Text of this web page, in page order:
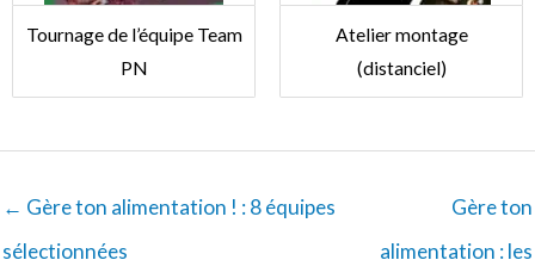
Tournage de l’équipe Team
PN
Atelier montage
(distanciel)
← Gère ton alimentation ! : 8 équipes
sélectionnées
Gère ton
alimentation : les